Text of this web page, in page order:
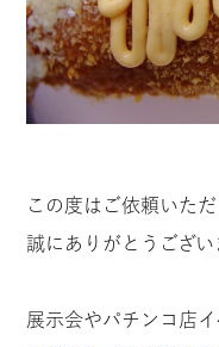
この度はご依頼いただ
誠にありがとうござい
展示会やパチンコ店